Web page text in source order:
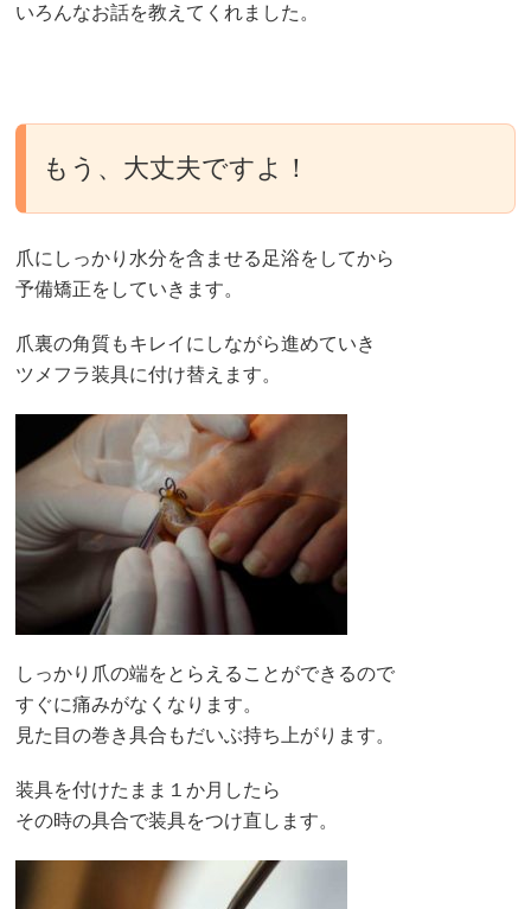
いろんなお話を教えてくれました。
もう、大丈夫ですよ！
爪にしっかり水分を含ませる足浴をしてから
予備矯正をしていきます。
爪裏の角質もキレイにしながら進めていき
ツメフラ装具に付け替えます。
しっかり爪の端をとらえることができるので
すぐに痛みがなくなります。
見た目の巻き具合もだいぶ持ち上がります。
装具を付けたまま１か月したら
その時の具合で装具をつけ直します。